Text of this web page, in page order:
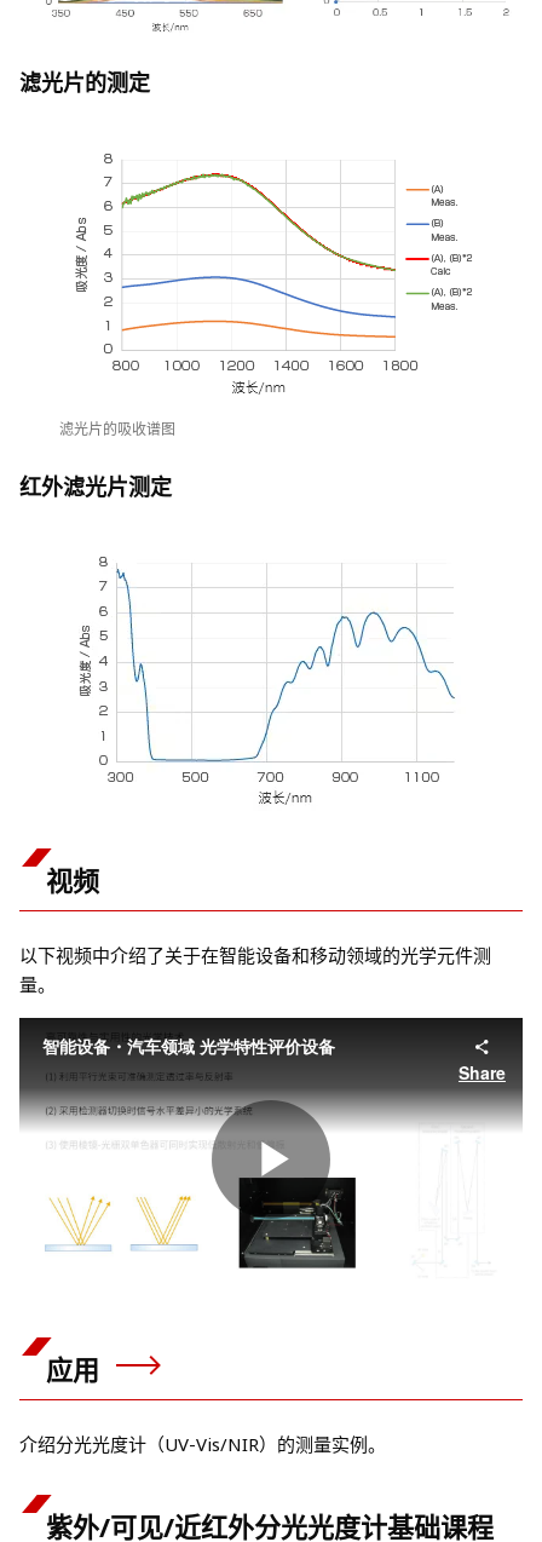
滤光片的测定
滤光片的吸收谱图
红外滤光片测定
视频
以下视频中介绍了关于在智能设备和移动领域的光学元件测
量。
应用
介绍分光光度计（UV-Vis/NIR）的测量实例。
紫外/可见/近红外分光光度计基础课程